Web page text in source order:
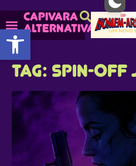
Abrir a barra
Capivara
alternativa
Tag: spin-off